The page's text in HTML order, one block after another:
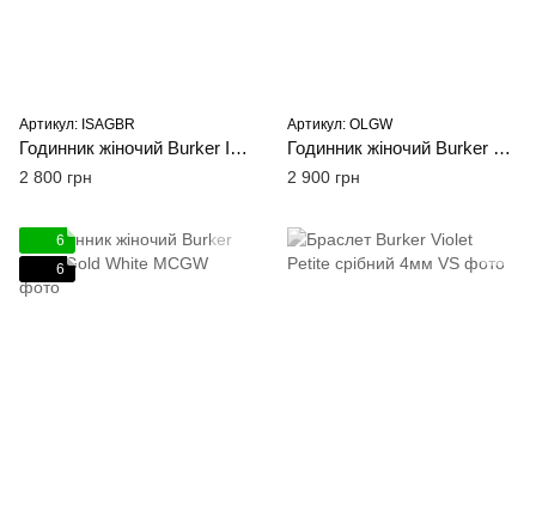
Артикул: ISAGBR
Годинник жіночий Burker Isabell Gold Brown
2 800 грн
Артикул: OLGW
Годинник жіночий Burker Olivia Gold White
2 900 грн
6
6